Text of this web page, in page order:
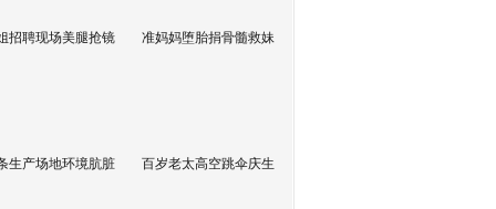
招聘现场美腿抢镜 准妈妈堕胎捐骨髓救妹
生产场地环境肮脏 百岁老太高空跳伞庆生